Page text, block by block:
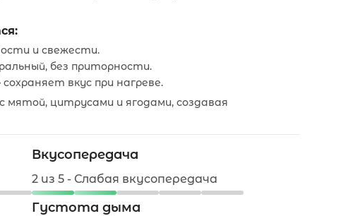
и свежести.
без приторности.
сохраняет вкус при нагреве.
цитрусами и ягодами, создавая
Вкусопередача
2 из 5 - Слабая вкусопередача
Густота дыма